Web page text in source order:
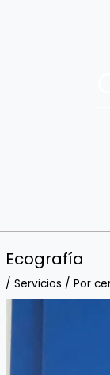
Ecografía
/Servicios / Por